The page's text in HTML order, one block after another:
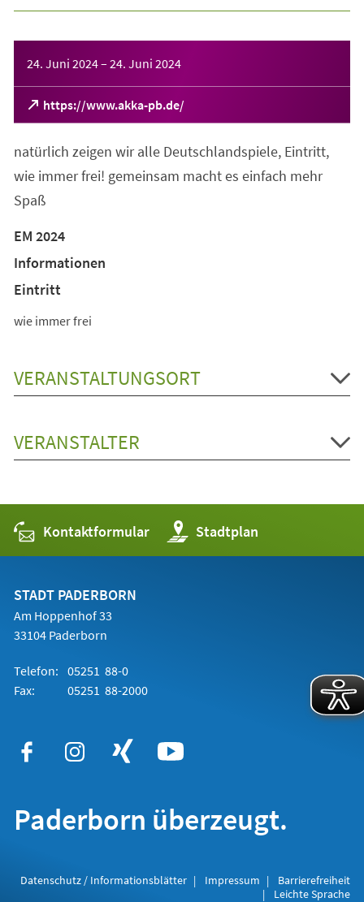
24. Juni 2024– 24. Juni 2024
https://www.akka-pb.de/
(Öffnet
in
neuen
Tab)
natürlich zeigen wir alle Deutschlandspiele, Eintritt,
wie immer frei! gemeinsam macht es einfach mehr
Spaß
EM 2024
Informationen
Eintritt
wie immer frei
VERANSTALTUNGSORT
VERANSTALTER
Kontaktformular Stadtplan
(Öffnet
in
einem
STADT PADERBORN
Am Hoppenhof 33
33104 Paderborn
Telefon: 05251 88-0
Fax:
05251 88-2000
Paderborn überzeugt.
Datenschutz / Informationsblätter Impressum
Barrierefreiheit
Leichte Sprache